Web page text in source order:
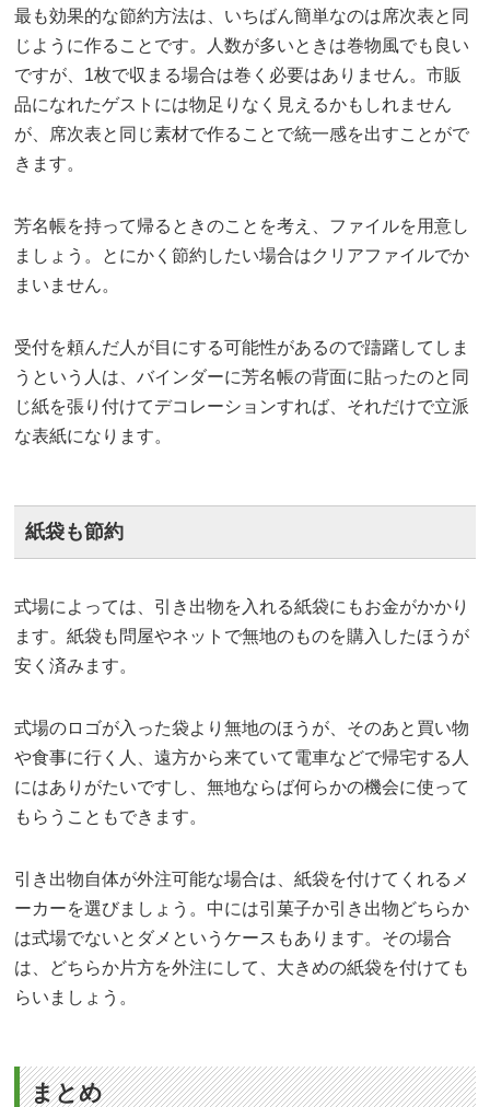
最も効果的な節約方法は、いちばん簡単なのは席次表と同
じように作ることです。人数が多いときは巻物風でも良い
ですが、1枚で収まる場合は巻く必要はありません。市販
品になれたゲストには物足りなく見えるかもしれません
が、席次表と同じ素材で作ることで統一感を出すことがで
きます。
芳名帳を持って帰るときのことを考え、ファイルを用意し
ましょう。とにかく節約したい場合はクリアファイルでか
まいません。
受付を頼んだ人が目にする可能性があるので躊躇してしま
うという人は、バインダーに芳名帳の背面に貼ったのと同
じ紙を張り付けてデコレーションすれば、それだけで立派
な表紙になります。
紙袋も節約
式場によっては、引き出物を入れる紙袋にもお金がかかり
ます。紙袋も問屋やネットで無地のものを購入したほうが
安く済みます。
式場のロゴが入った袋より無地のほうが、そのあと買い物
や食事に行く人、遠方から来ていて電車などで帰宅する人
にはありがたいですし、無地ならば何らかの機会に使って
もらうこともできます。
引き出物自体が外注可能な場合は、紙袋を付けてくれるメ
ーカーを選びましょう。中には引菓子か引き出物どちらか
は式場でないとダメというケースもあります。その場合
は、どちらか片方を外注にして、大きめの紙袋を付けても
らいましょう。
まとめ